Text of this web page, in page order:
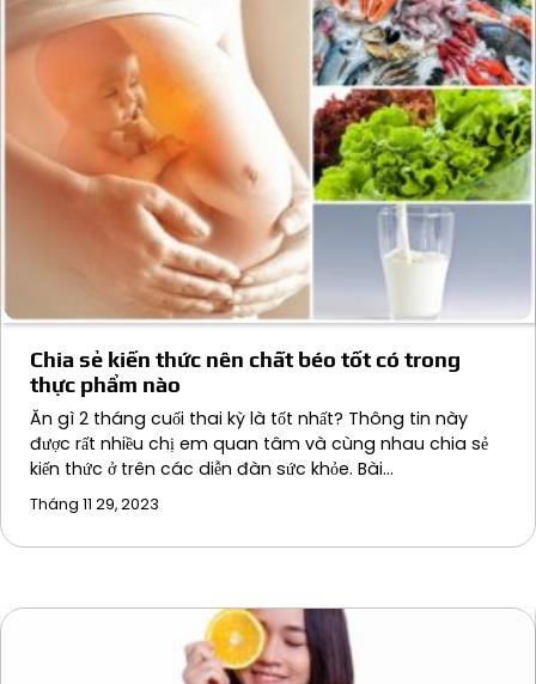
Chia sẻ kiến thức nên chất béo tốt có trong
thực phẩm nào
Ăn gì 2 tháng cuối thai kỳ là tốt nhất? Thông tin này
được rất nhiều chị em quan tâm và cùng nhau chia sẻ
kiến thức ở trên các diễn đàn sức khỏe. Bài…
Tháng 11 29, 2023